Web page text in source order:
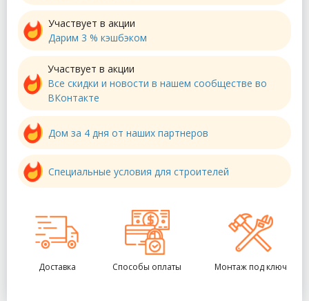
Участвует в акции
Дарим 3 % кэшбэком
Участвует в акции
Все скидки и новости в нашем сообществе во
ВКонтакте
Дом за 4 дня от наших партнеров
Специальные условия для строителей
Доставка Способы оплаты Монтаж под ключ